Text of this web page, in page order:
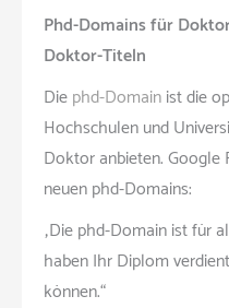
Phd-Domains für
Doktor-Titeln
Diephd-Domainist die
Hochschulen und
Doktor anbieten. Google
neuen phd-Domains:
„Die phd-Domain ist für
haben Ihr Diplom
können.“